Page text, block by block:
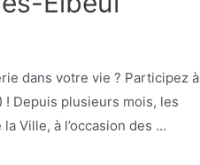
dans votre vie ? Participez à
Depuis plusieurs mois, les
Ville, à l’occasion des …